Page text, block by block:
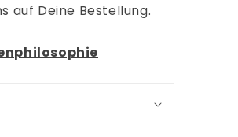
auf Deine Bestellung.